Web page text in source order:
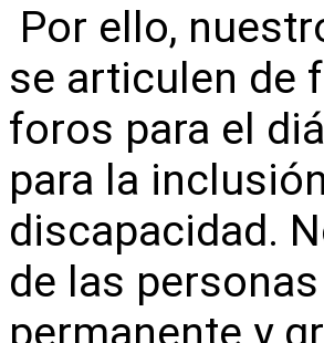
Por ello,
se articulen de
foros para el
para la
discapacidad.
de las